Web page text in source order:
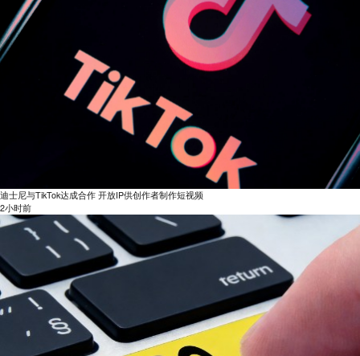
迪士尼与TikTok达成合作 开放IP供创作者制作短视频
2小时前